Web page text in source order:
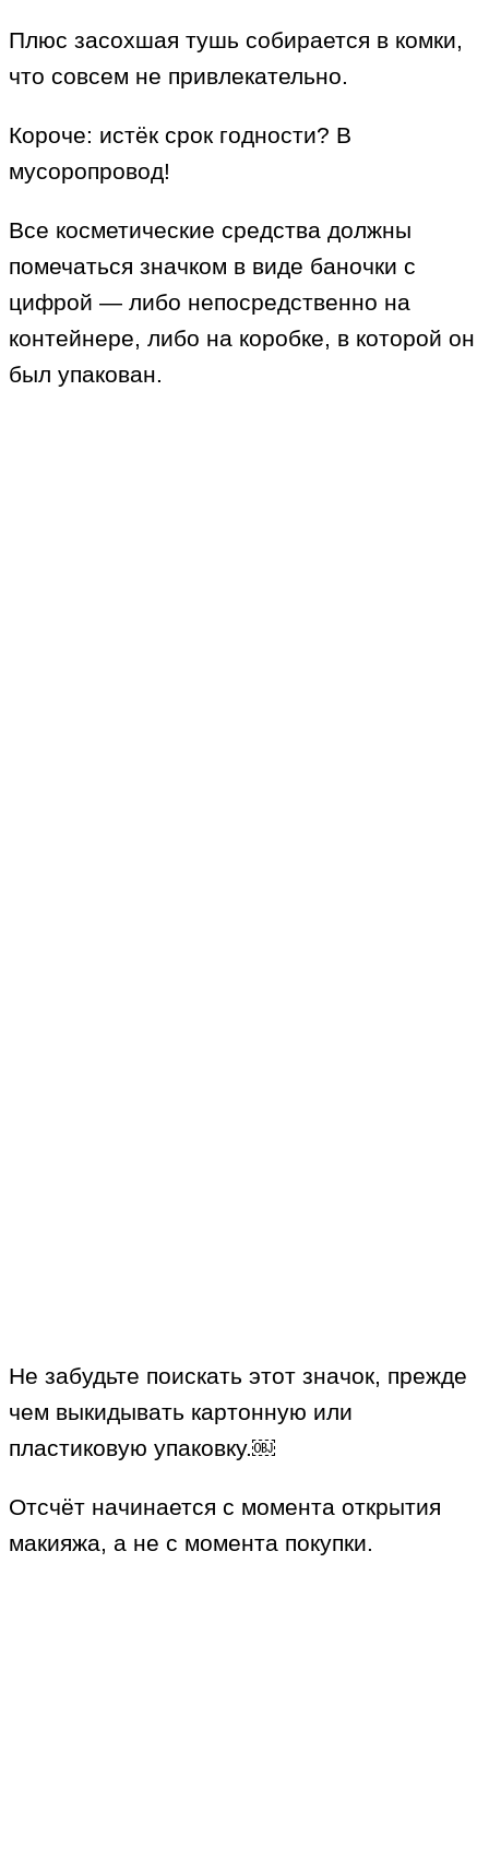
Плюс засохшая тушь собирается в комки,
что совсем не привлекательно.
Короче: истёк срок годности? В
мусоропровод!
Все косметические средства должны
помечаться значком в виде баночки с
цифрой — либо непосредственно на
контейнере, либо на коробке, в которой он
был упакован.
Не забудьте поискать этот значок, прежде
чем выкидывать картонную или
пластиковую упаковку.￼
Отсчёт начинается с момента открытия
макияжа, а не с момента покупки.